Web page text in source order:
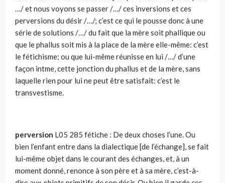
…/ et nous voyons se passer /…/ ces inversions et ces
perversions du désir /…/; c’est ce qui le pousse donc à une
série de solutions /…/ du fait que la mère soit phallique ou
que le phallus soit mis à la place de la mère elle-même: c’est
le fétichisme; ou que lui-même réunisse en lui /…/ d’une
façon intme, cette jonction du phallus et de la mère, sans
laquelle rien pour lui ne peut être satisfait: c’est le
transvestisme.
perversion L05 285 fétiche : De deux choses l’une. Ou
bien l’enfant entre dans la dialectique [de l’échange], se fait
lui-même objet dans le courant des échanges, et, à un
moment donné, renonce à son père et à sa mère, c’est-à-